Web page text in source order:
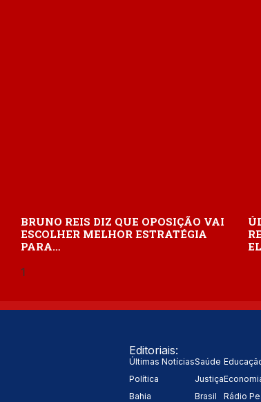
BRUNO REIS DIZ QUE OPOSIÇÃO VAI
ESCOLHER MELHOR ESTRATÉGIA
PARA…
Editoriais:
Últimas Notícias
Política
Bahia
Saúde
Justiça
Brasil
Rádio